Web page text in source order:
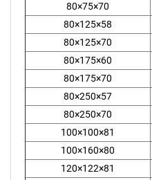
80×75×70
80×125×58
80×125×70
80×175×60
80×175×70
80×250×57
80×250×70
100×100×81
100×160×80
120×122×81